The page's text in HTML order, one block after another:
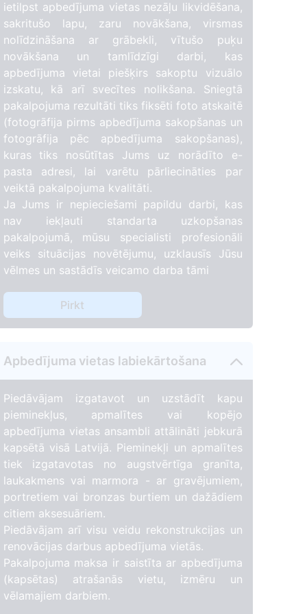
ietilpst apbedījuma vietas nezāļu likvidēšana,
sakritušo lapu, zaru novākšana, virsmas
nolīdzināšana ar grābekli, vītušo puķu
novākšana un tamlīdzīgi darbi, kas
apbedījuma vietai piešķirs sakoptu vizuālo
izskatu, kā arī svecītes nolikšana. Sniegtā
pakalpojuma rezultāti tiks fiksēti foto atskaitē
(fotogrāfija pirms apbedījuma sakopšanas un
fotogrāfija pēc apbedījuma sakopšanas),
kuras tiks nosūtītas Jums uz norādīto e-
pasta adresi, lai varētu pārliecināties par
veiktā pakalpojuma kvalitāti.
Ja Jums ir nepieciešami papildu darbi, kas
nav iekļauti standarta uzkopšanas
pakalpojumā, mūsu specialisti profesionāli
veiks situācijas novētējumu, uzklausīs Jūsu
vēlmes un sastādīs veicamo darba tāmi
Pirkt
Apbedījuma vietas labiekārtošana
Piedāvājam izgatavot un uzstādīt kapu
pieminekļus, apmalītes vai kopējo
apbedījuma vietas ansambli attālināti jebkurā
kapsētā visā Latvijā. Pieminekļi un apmalītes
tiek izgatavotas no augstvērtīga granīta,
laukakmens vai marmora - ar gravējumiem,
portretiem vai bronzas burtiem un dažādiem
citiem aksesuāriem.
Piedāvājam arī visu veidu rekonstrukcijas un
renovācijas darbus apbedījuma vietās.
Pakalpojuma maksa ir saistīta ar apbedījuma
(kapsētas) atrašanās vietu, izmēru un
vēlamajiem darbiem.